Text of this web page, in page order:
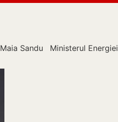
Maia Sandu Ministerul Energiei